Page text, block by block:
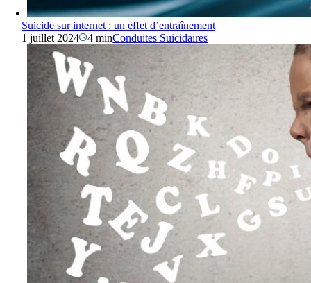
Suicide sur internet : un effet d’entraînement
1 juillet 2024
4 minConduites Suicidaires